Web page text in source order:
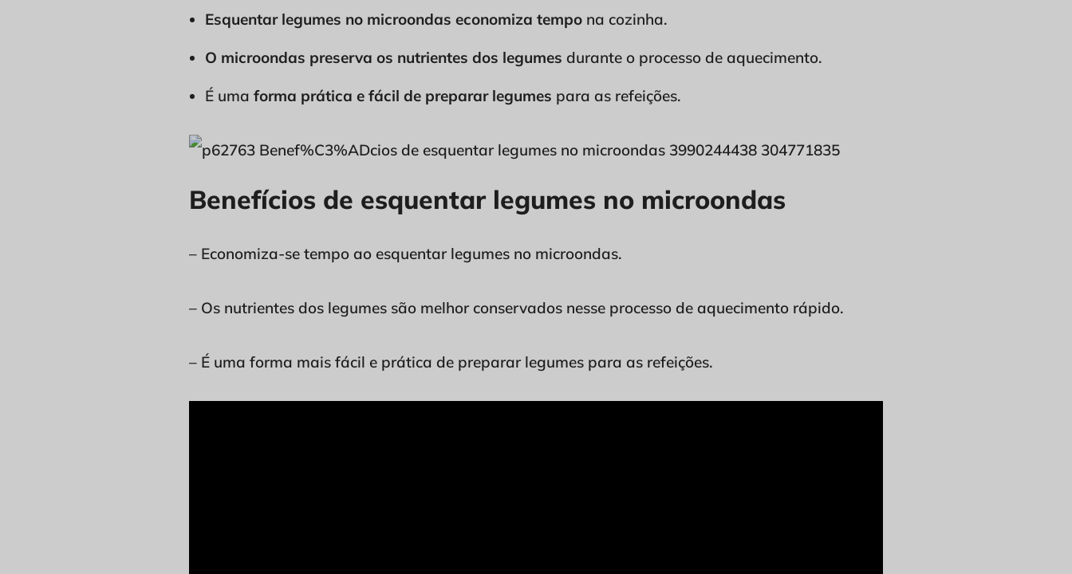
Esquentar legumes no microondas economiza tempo na cozinha.
O microondas preserva os nutrientes dos legumes durante o processo de aquecimento.
É uma forma prática e fácil de preparar legumes para as refeições.
Benefícios de esquentar legumes no microondas
– Economiza-se tempo ao esquentar legumes no microondas.
– Os nutrientes dos legumes são melhor conservados nesse processo de aquecimento rápido.
– É uma forma mais fácil e prática de preparar legumes para as refeições.